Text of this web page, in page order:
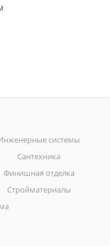
системы
Сантехника
Финишная отделка
Стройматериалы